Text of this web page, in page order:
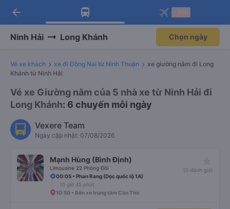
Tải app Vexere ngay!
Nhận ưu đãi thành viên độc
Mở app
Tải app Vexere
-30k/ghế khi đặt vé máy bay qua
Mở app
arrow_back
Ninh Hải Long Khánh Chọn ngày
Vé xe khách xe đi Đồng Nai từ Ninh Thuận
xe giường nằm đi Long
Khánh từ Ninh Hải
Vé xe Giường nằm của 5 nhà xe từ Ninh Hải đi
Long Khánh: 6 chuyến mỗi ngày
Vexere Team
Ngày cập nhật: 07/08/2026
Mạnh Hùng (Bình Định)
Limousine 22 Phòng Đôi
(0 đánh giá)
00:05 • Phan Rang (Dọc quốc lộ 1A)
10 giờ 45 phút
10:50 • Bến xe trung tâm Cần Thơ